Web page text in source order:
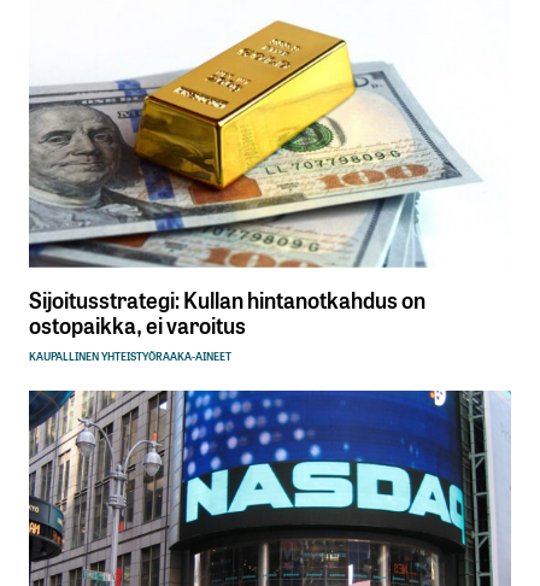
Sijoitusstrategi: Kullan hintanotkahdus on
ostopaikka, ei varoitus
KAUPALLINEN YHTEISTYÖRAAKA-AINEET